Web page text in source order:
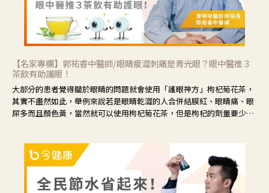
【名家專欄】郭祐睿中醫師/眼睛痠澀刺痛是青光眼？眼中醫推３
茶飲有助護眼！
大部分的患者覺得關於眼睛的問題就會使用「護眼神方」枸杞菊花茶，
其實不盡然如此，舉例來說若是眼睛乾澀的人合併結膜紅、眼睛痛、眼
屎多而且顏色黃，當然就可以使用枸杞菊花茶，但是枸杞的劑量要少，
候就要使用菊花、金銀花來治療；假如單純的眼睛乾澀，結膜沒有紅，
眼睛周圍沒有眼屎，這種情況是屬於「陰虛」，就可以使用枸杞、蓮
藕、麥門冬、山藥等比較滋潤的藥材，效果就更顯著。